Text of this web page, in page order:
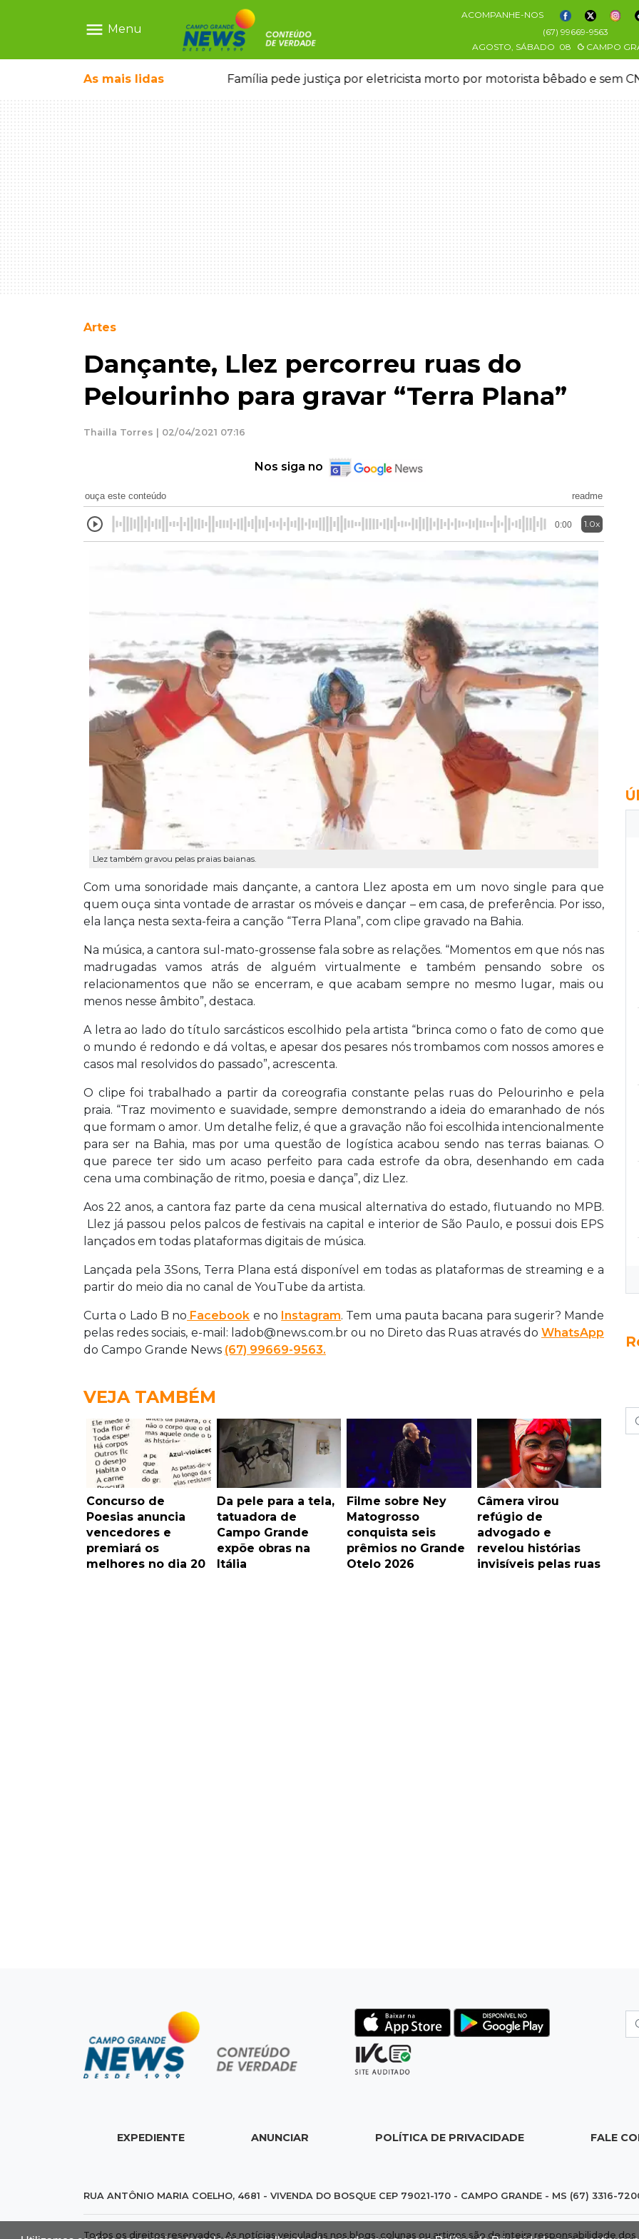
menu Menu
ACOMPANHE-NOS
(67) 99669-9563
AGOSTO, SÁBADO 08 CAMPO
As mais lidas
ligada a laboratório ilegal Família pede justiça por eletricista morto por motorista bêbado e sem
Artes
Dançante, Llez percorreu ruas do
Pelourinho para gravar “Terra Plana”
Thailla Torres | 02/04/2021 07:16
Nos siga no
ouça este conteúdo readme
0:00 1.0x
Llez também gravou pelas praias baianas.
Com uma sonoridade mais dançante, a cantora Llez aposta em um novo single para que
quem ouça sinta vontade de arrastar os móveis e dançar – em casa, de preferência. Por isso,
ela lança nesta sexta-feira a canção “Terra Plana”, com clipe gravado na Bahia.
Na música, a cantora sul-mato-grossense fala sobre as relações. “Momentos em que nós nas
madrugadas vamos atrás de alguém virtualmente e também pensando sobre os
relacionamentos que não se encerram, e que acabam sempre no mesmo lugar, mais ou
menos nesse âmbito”, destaca.
A letra ao lado do título sarcásticos escolhido pela artista “brinca como o fato de como que
o mundo é redondo e dá voltas, e apesar dos pesares nós trombamos com nossos amores e
casos mal resolvidos do passado”, acrescenta.
O clipe foi trabalhado a partir da coreografia constante pelas ruas do Pelourinho e pela
praia. “Traz movimento e suavidade, sempre demonstrando a ideia do emaranhado de nós
que formam o amor. Um detalhe feliz, é que a gravação não foi escolhida intencionalmente
para ser na Bahia, mas por uma questão de logística acabou sendo nas terras baianas. O
que parece ter sido um acaso perfeito para cada estrofe da obra, desenhando em cada
cena uma combinação de ritmo, poesia e dança”, diz Llez.
Aos 22 anos, a cantora faz parte da cena musical alternativa do estado, flutuando no MPB.
Llez já passou pelos palcos de festivais na capital e interior de São Paulo, e possui dois EPS
lançados em todas plataformas digitais de música.
Lançada pela 3Sons, Terra Plana está disponível em todas as plataformas de streaming e a
partir do meio dia no canal de YouTube da artista.
Curta o Lado B no Facebook e no Instagram. Tem uma pauta bacana para sugerir? Mande
pelas redes sociais, e-mail: ladob@news.com.br ou no Direto das Ruas através do WhatsApp
do Campo Grande News (67) 99669-9563.
VEJA TAMBÉM
Concurso de
Poesias anuncia
vencedores e
premiará os
melhores no dia 20
Da pele para a tela,
tatuadora de
Campo Grande
expõe obras na
Itália
Filme sobre Ney
Matogrosso
conquista seis
prêmios no Grande
Otelo 2026
Câmera virou
refúgio de
advogado e
revelou histórias
invisíveis pelas ruas
EXPEDIENTE ANUNCIAR POLÍTICA DE PRIVACIDADE FALE
RUA ANTÔNIO MARIA COELHO, 4681 - VIVENDA DO BOSQUE CEP 79021-170 - CAMPO GRANDE - MS (67) 3316-
Todos os direitos reservados. As notícias veiculadas nos blogs, colunas ou artigos são de inteira responsabilidade